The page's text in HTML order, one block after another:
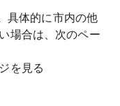
具体的に市内の他
場合は、次のペー
を見る